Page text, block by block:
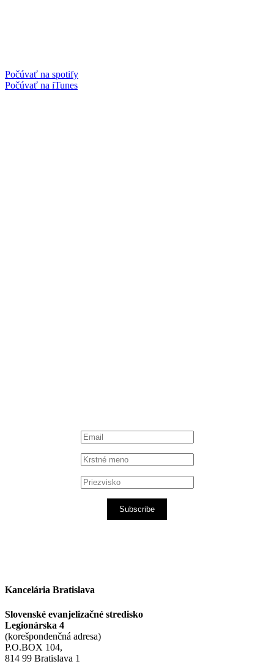
Počúvať na spotify
Počúvať na iTunes
Subscribe
Kancelária Bratislava
Slovenské evanjelizačné stredisko
Legionárska 4
(korešpondenčná adresa)
P.O.BOX 104,
814 99 Bratislava 1